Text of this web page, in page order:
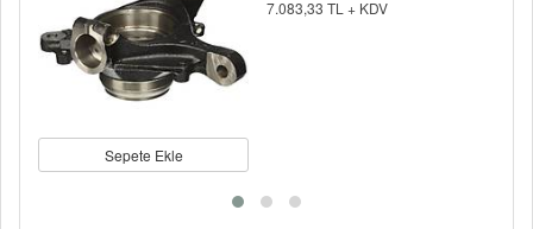
Sepete Ekle
7.083,33 TL + KDV